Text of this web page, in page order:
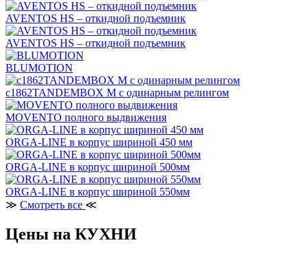
AVENTOS HS – откидной подъемник
AVENTOS HS – откидной подъемник
BLUMOTION
c1862TANDEMBOX М с одинарным релингом
MOVENTO полного выдвижения
ORGA-LINE в корпус шириной 450 мм
ORGA-LINE в корпус шириной 500мм
ORGA-LINE в корпус шириной 550мм
≫ Смотреть все ≪
Цены на КУХНИ